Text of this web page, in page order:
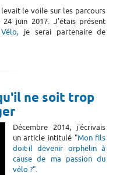
le voile sur les parcours
juin 2017. J'étais présent
je serai partenaire de
ne soit trop
Décembre 2014, j'écrivais
un article intitulé "Mon fils
doit-il devenir orphelin à
cause de ma passion du
vélo ?".